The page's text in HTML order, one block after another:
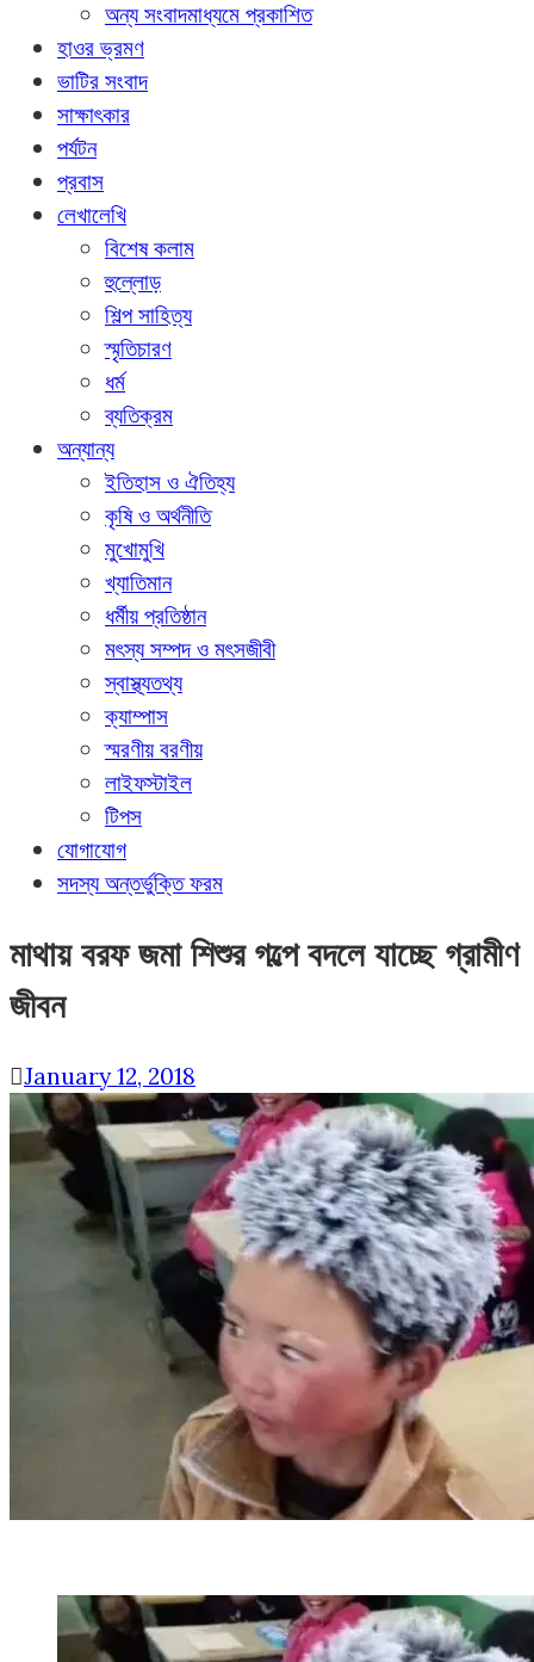
অন্য সংবাদমাধ্যমে প্রকাশিত
হাওর ভ্রমণ
ভাটির সংবাদ
সাক্ষাৎকার
পর্যটন
প্রবাস
লেখালেখি
বিশেষ কলাম
হুল্লোড়
শিল্প সাহিত্য
স্মৃতিচারণ
ধর্ম
ব্যতিক্রম
অন্যান্য
ইতিহাস ও ঐতিহ্য
কৃষি ও অর্থনীতি
মুখোমুখি
খ্যাতিমান
ধর্মীয় প্রতিষ্ঠান
মৎস্য সম্পদ ও মৎসজীবী
স্বাস্থ্যতথ্য
ক্যাম্পাস
স্মরণীয় বরণীয়
লাইফস্টাইল
টিপস
যোগাযোগ
সদস্য অন্তর্ভুক্তি ফরম
মাথায় বরফ জমা শিশুর গল্পে বদলে যাচ্ছে গ্রামীণ
জীবন
January 12, 2018